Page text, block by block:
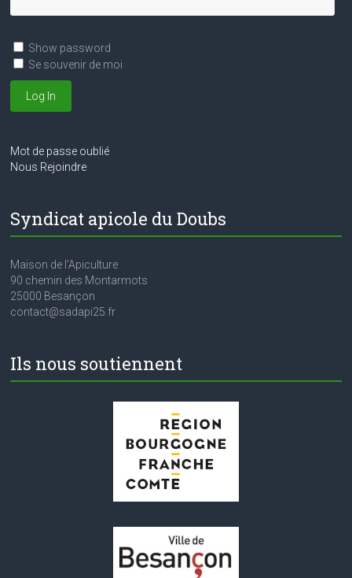
Show password
Se souvenir de moi
Mot de passe oublié
Nous Rejoindre
Syndicat apicole du Doubs
Maison de l’Apiculture
90 chemin des Montarmots
25000 Besançon
contact@sadapi25.fr
Ils nous soutiennent